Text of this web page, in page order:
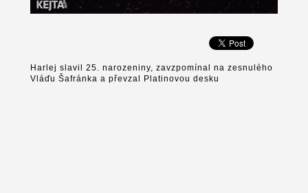
Harlej slavil 25. narozeniny, zavzpomínal na zesnulého
Vláďu Šafránka a převzal Platinovou desku